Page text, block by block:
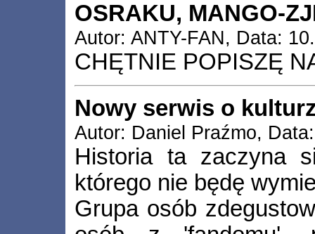
OSRAKU, MANGO-
Autor: ANTY-FAN, Data:
CHĘTNIE POPISZĘ
Nowy serwis o
Autor: Daniel Praźmo,
Historia ta zaczyna
którego nie będę
Grupa osób